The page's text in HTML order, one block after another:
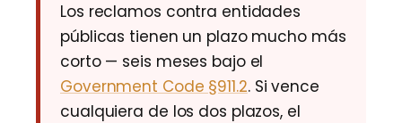
Los reclamos contra entidades
públicas tienen un plazo mucho más
corto — seis meses bajo el
Government Code §911.2. Si vence
cualquiera de los dos plazos, el